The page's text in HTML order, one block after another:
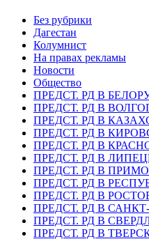
Без рубрики
Дагестан
Колумнист
На правах рекламы
Новости
Общество
ПРЕДСТ. РД В
ПРЕДСТ. РД В
ПРЕДСТ. РД В
ПРЕДСТ. РД В
ПРЕДСТ. РД В
ПРЕДСТ. РД В
ПРЕДСТ. РД В
ПРЕДСТ. РД В
ПРЕДСТ. РД В
ПРЕДСТ. РД В
ПРЕДСТ. РД В
ПРЕДСТ. РД В